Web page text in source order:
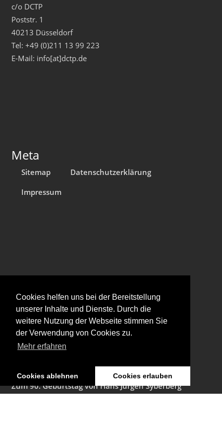
Cookies helfen uns bei der Bereitstellung
unserer Inhalte und Dienste. Durch die
weitere Nutzung der Webseite stimmen Sie
der Verwendung von Cookies zu.
Mehr erfahren
Cookies ablehnen Cookies erlauben
c/o DCTP
Poststr. 1
40213 Düsseldorf
Tel: +49 (0)211 13 99 223
E-Mail: info[at]dctp.de
Meta
Sitemap
Datenschutzerklärung
Impressum
Aktuelles
Retrospektive im Österreichischen Filmmuseum
Januar, 2026
Ausstellung: Nachts träumen die Kulissen von
Zum 90. Geburtstag von Hans Jürgen Syberberg